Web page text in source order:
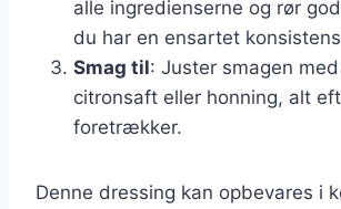
alle ingredienserne og rør
du har en ensartet
Smag til: Juster smagen
citronsaft eller honning, alt
foretrækker.
Denne dressing kan opbevares i